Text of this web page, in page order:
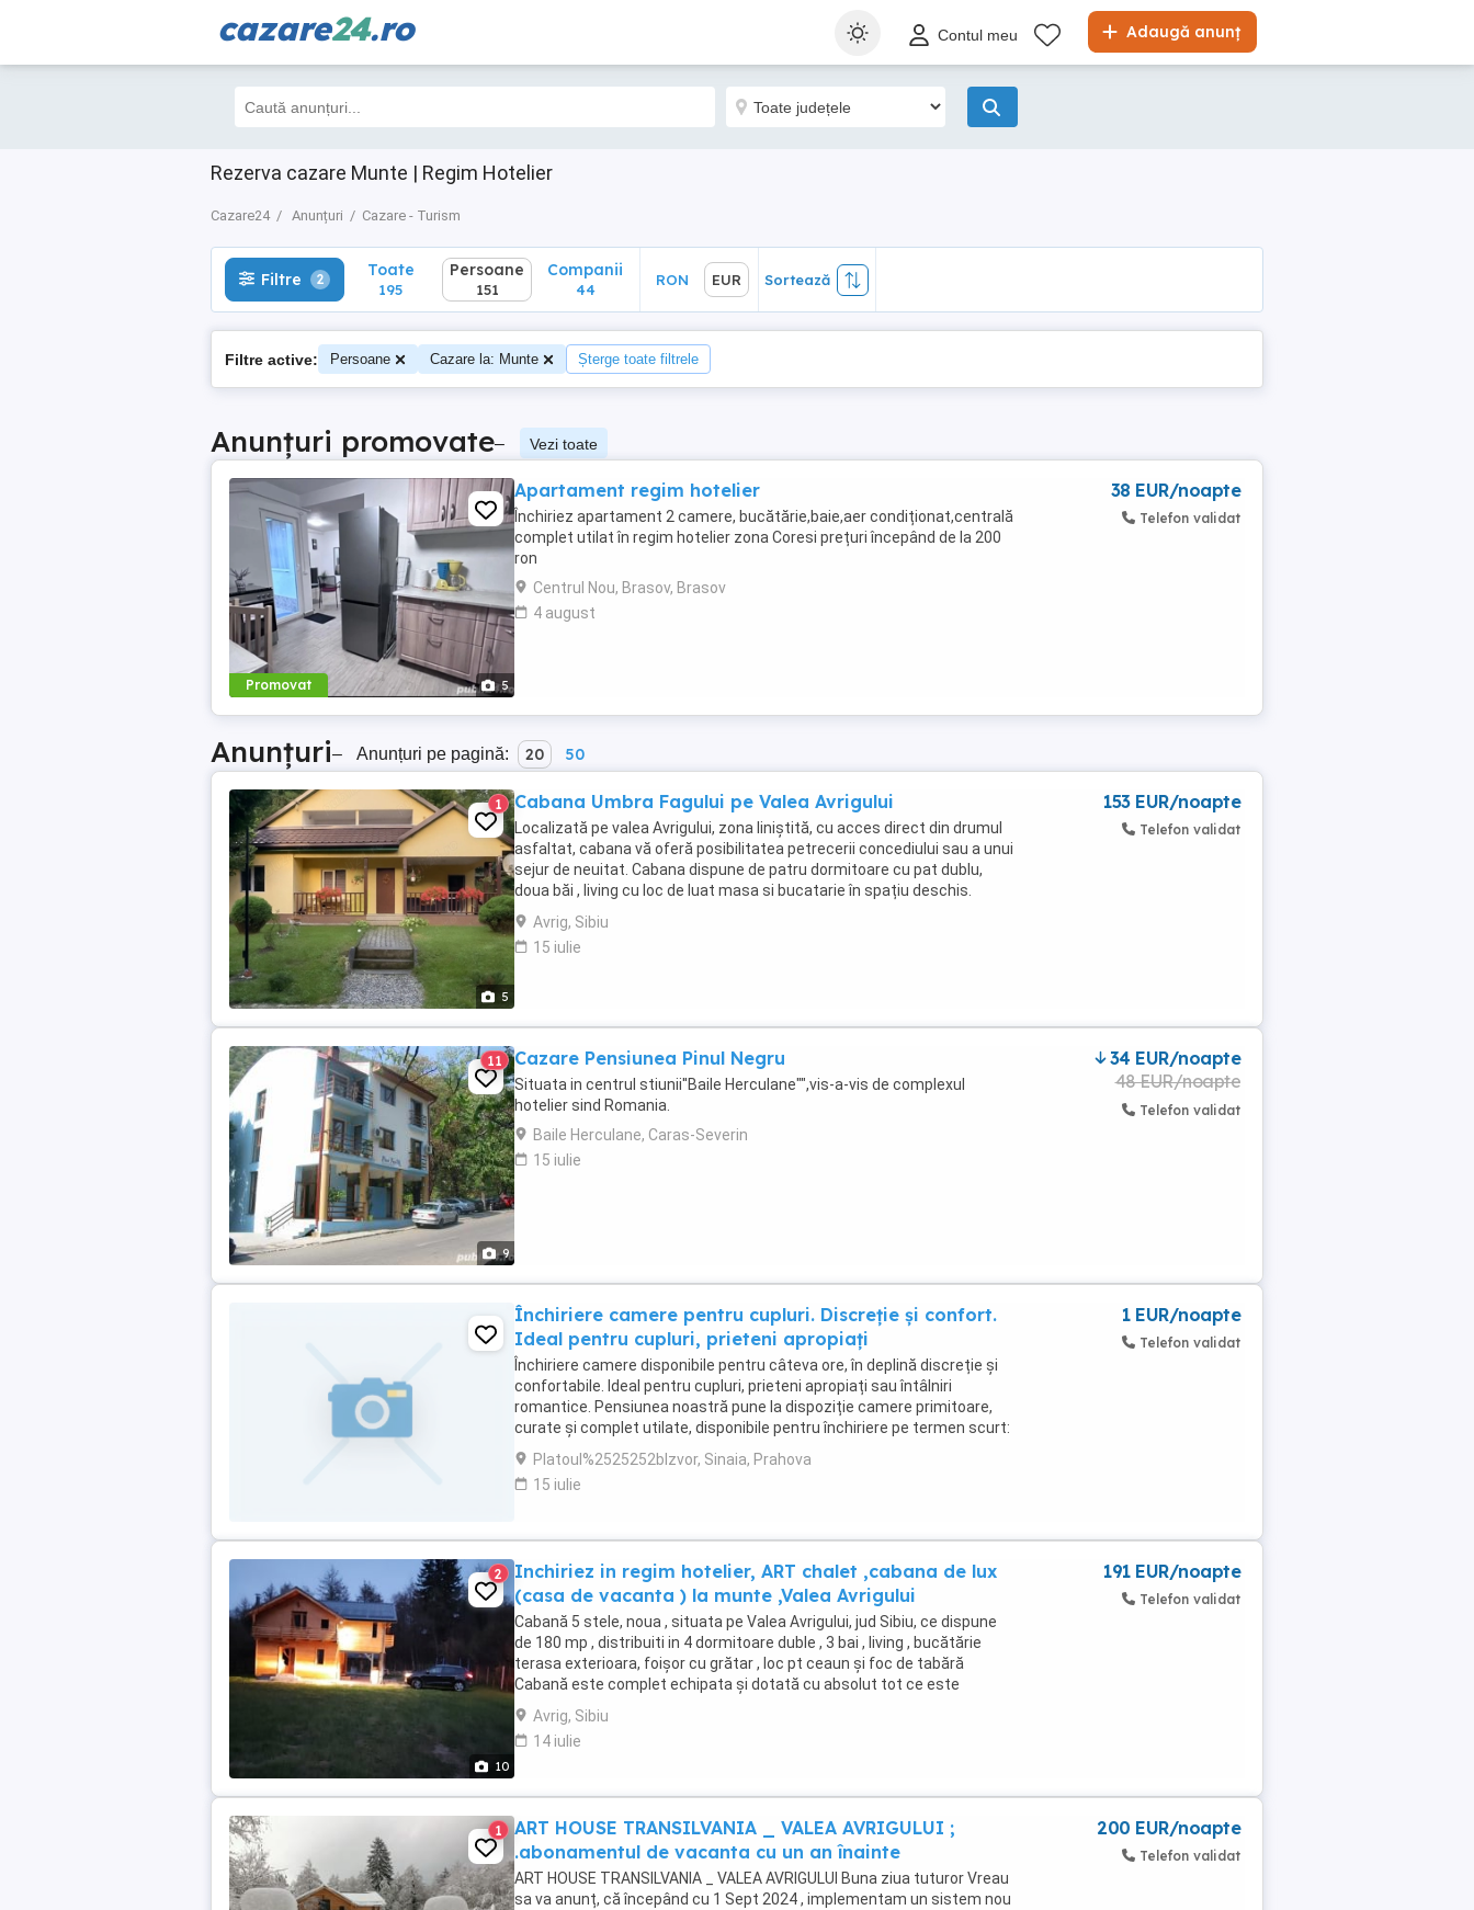
cazare24.ro Adaugă anunț
Contul meu
Rezerva cazare Munte | Regim Hotelier
Cazare24 Anunțuri Cazare - Turism
Filtre 2 Toate
195
Filtre 2 Toate
195
Persoane
151
Companii
44
RON EUR Sortează
Filtre active: Persoane Cazare la: Munte Șterge toate filtrele
Anunțuri promovate– Vezi toate
Promovat 5
Apartament regim hotelier
Închiriez apartament 2 camere, bucătărie,baie,aer condiționat,centrală
complet utilat în regim hotelier zona Coresi prețuri începând de la 200
ron
Centrul Nou, Brasov, Brasov
4 august
38 EUR/noapte
Telefon validat
Anunțuri– Anunțuri pe pagină: 20 50
5
1 Cabana Umbra Fagului pe Valea Avrigului
Localizată pe valea Avrigului, zona liniștită, cu acces direct din drumul
asfaltat, cabana vă oferă posibilitatea petrecerii concediului sau a unui
sejur de neuitat. Cabana dispune de patru dormitoare cu pat dublu,
doua băi , living cu loc de luat masa si bucatarie în spațiu deschis.
Bucătăria este ...
Avrig, Sibiu
15 iulie
153 EUR/noapte
Telefon validat
9
11 Cazare Pensiunea Pinul Negru
Situata in centrul stiunii''Baile Herculane"",vis-a-vis de complexul
hotelier sind Romania.
Baile Herculane, Caras-Severin
15 iulie
34 EUR/noapte
48 EUR/noapte
Telefon validat
Închiriere camere pentru cupluri. Discreție și confort.
Ideal pentru cupluri, prieteni apropiați
Închiriere camere disponibile pentru câteva ore, în deplină discreție și
confortabile. Ideal pentru cupluri, prieteni apropiați sau întâlniri
romantice. Pensiunea noastră pune la dispoziție camere primitoare,
curate și complet utilate, disponibile pentru închiriere pe termen scurt:
2 - 8 ore, în funcție ...
Platoul%2525252bIzvor, Sinaia, Prahova
15 iulie
1 EUR/noapte
Telefon validat
10
2
Inchiriez in regim hotelier, ART chalet ,cabana de lux
(casa de vacanta ) la munte ,Valea Avrigului
Cabană 5 stele, noua , situata pe Valea Avrigului, jud Sibiu, ce dispune
de 180 mp , distribuiti in 4 dormitoare duble , 3 bai , living , bucătărie
terasa exterioara, foișor cu grătar , loc pt ceaun și foc de tabără
Cabană este complet echipata și dotată cu absolut tot ce este
necesar pentru a avea parte ...
Avrig, Sibiu
14 iulie
191 EUR/noapte
Telefon validat
1
ART HOUSE TRANSILVANIA _ VALEA AVRIGULUI ;
.abonamentul de vacanta cu un an înainte
ART HOUSE TRANSILVANIA _ VALEA AVRIGULUI Buna ziua tuturor Vreau
sa va anunț, că începând cu 1 Sept 2024 , implementam un sistem nou
200 EUR/noapte
Telefon validat